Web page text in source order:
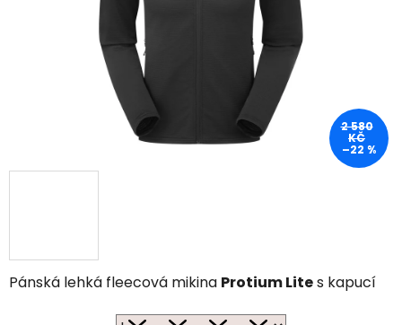
Pánská lehká fleecová mikina Protium Lites kapucí
2 580
KČ
–22 %